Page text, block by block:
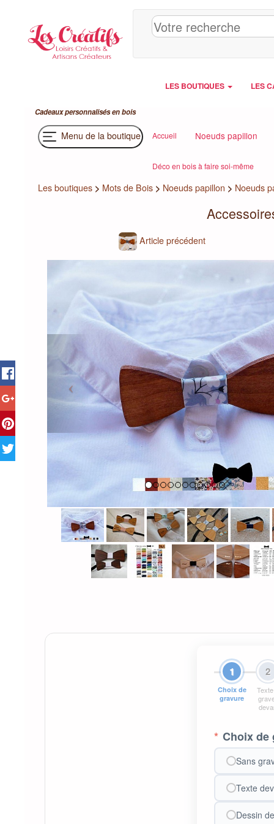
LES BOUTIQUES LES
Cadeaux personnalisés en bois
Menu de la boutique Accueil Noeuds papillon
Déco en bois à faire soi-même
Les boutiques > Mots de Bois > Noeuds papillon > Noeuds
Article précédent
Previous
1
Choix de
gravure
2
* Choix de
Sans
Texte
Dessin